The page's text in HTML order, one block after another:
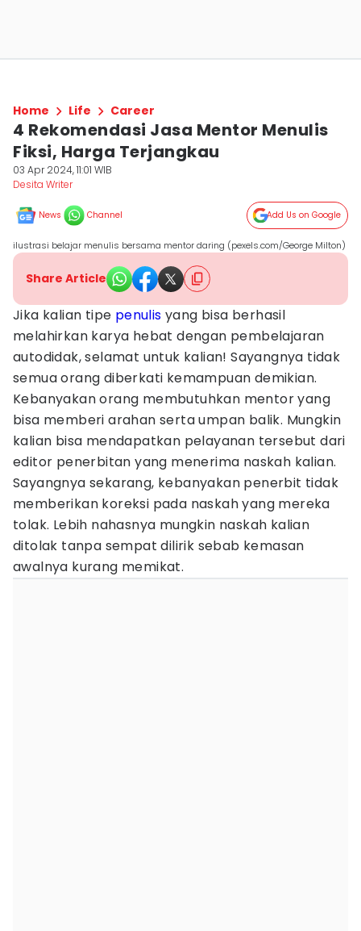
Home Life Career
4 Rekomendasi Jasa Mentor Menulis
Fiksi, Harga Terjangkau
03 Apr 2024, 11:01 WIB
Desita Writer
News Channel Add Us on Google
ilustrasi belajar menulis bersama mentor daring (pexels.com/George Milton)
Share Article
Jika kalian tipe penulis yang bisa berhasil
melahirkan karya hebat dengan pembelajaran
autodidak, selamat untuk kalian! Sayangnya tidak
semua orang diberkati kemampuan demikian.
Kebanyakan orang membutuhkan mentor yang
bisa memberi arahan serta umpan balik. Mungkin
kalian bisa mendapatkan pelayanan tersebut dari
editor penerbitan yang menerima naskah kalian.
Sayangnya sekarang, kebanyakan penerbit tidak
memberikan koreksi pada naskah yang mereka
tolak. Lebih nahasnya mungkin naskah kalian
ditolak tanpa sempat dilirik sebab kemasan
awalnya kurang memikat.